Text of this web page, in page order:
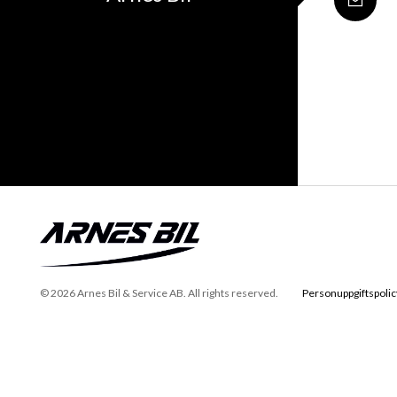
© 2026 Arnes Bil & Service AB. All rights reserved.